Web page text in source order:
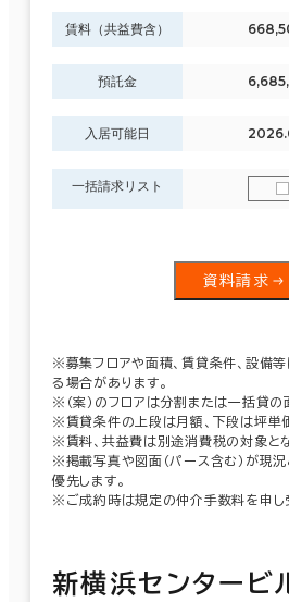
賃料（共益費含）
預託金
入居可能日
一括請求リスト
資料請求
※募集フロアや面積、賃貸条件、設備
る場合があります。
※（案）のフロアは分割または一括貸の
※賃貸条件の上段は月額、下段は坪単
※賃料、共益費は別途消費税の対象とな
※掲載写真や図面（パース含む）が現
優先します。
※ご成約時は規定の仲介手数料を申し
新横浜センタービ